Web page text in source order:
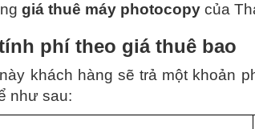
giá thuê máy photocopy của
phí theo giá thuê bao
khách hàng sẽ trả một khoản
như sau: